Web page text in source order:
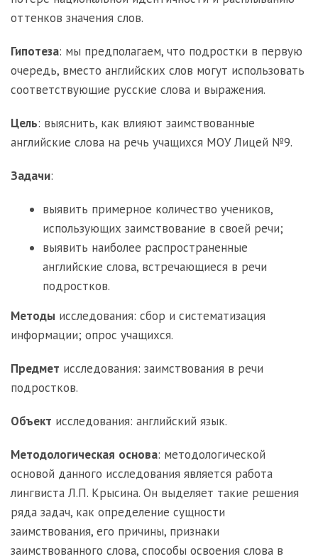
оттенков значения слов.
Гипотеза: мы предполагаем, что подростки в первую
очередь, вместо английских слов могут использовать
соответствующие русские слова и выражения.
Цель: выяснить, как влияют заимствованные
английские слова на речь учащихся МОУ Лицей №9.
Задачи:
выявить примерное количество учеников,
использующих заимствование в своей речи;
выявить наиболее распространенные
английские слова, встречающиеся в речи
подростков.
Методы исследования: сбор и систематизация
информации; опрос учащихся.
Предмет исследования: заимствования в речи
подростков.
Объект исследования: английский язык.
Методологическая основа: методологической
основой данного исследования является работа
лингвиста Л.П. Крысина. Он выделяет такие решения
ряда задач, как определение сущности
заимствования, его причины, признаки
заимствованного слова, способы освоения слова в